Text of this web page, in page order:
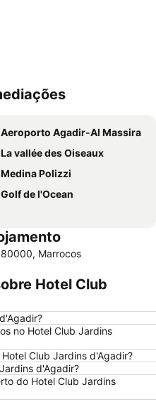
Aeroporto Agadir-Al Massira
La vallée des Oiseaux
Medina Polizzi
Golf de l'Ocean
Marrocos
Hotel Club
no Hotel Club Jardins
Club Jardins d'Agadir?
d'Agadir?
do Hotel Club Jardins